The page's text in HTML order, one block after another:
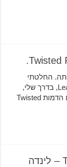
החלטתי
להראות לכם איך אני משחק בLeague of Legends, בדרך שלי,
בשיטה שלי ובצורה שבה אני אוהב. והפעם? עם הדמות Twisted
The Elder Scrolls V: Skyrim – #20 – לינדה